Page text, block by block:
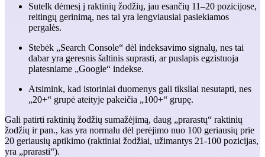
Sutelk dėmesį į raktinių žodžių, jau esančių 11–20 pozicijose,
reitingų gerinimą, nes tai yra lengviausiai pasiekiamos
pergalės.
Stebėk „Search Console“ dėl indeksavimo signalų, nes tai
dabar yra geresnis šaltinis suprasti, ar puslapis egzistuoja
platesniame „Google“ indekse.
Atsimink, kad istoriniai duomenys gali tiksliai nesutapti, nes
„20+“ grupė ateityje pakeičia „100+“ grupę.
Gali patirti raktinių žodžių sumažėjimą, daug „prarastų“ raktinių
žodžių ir pan., kas yra normalu dėl perėjimo nuo 100 geriausių prie
20 geriausių aptikimo (raktiniai žodžiai, užimantys 21-100 pozicijas,
yra „prarasti“).